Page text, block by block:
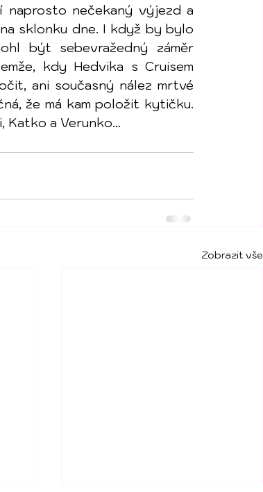
naprosto nečekaný výjezd a
sklonku dne. I když by bylo
být sebevražedný záměr
kdy Hedvika s Cruisem
ani současný nález mrtvé
že má kam položit kytičku.
Katko a Verunko…
Zobrazit vše